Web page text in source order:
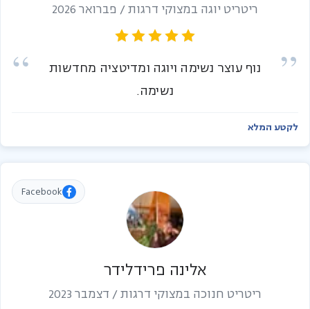
ריטריט יוגה במצוקי דרגות / פברואר 2026
נוף עוצר נשימה ויוגה ומדיטציה מחדשות
נשימה.
לקטע המלא
אלינה פרידלידר
ריטריט חנוכה במצוקי דרגות / דצמבר 2023
Facebook